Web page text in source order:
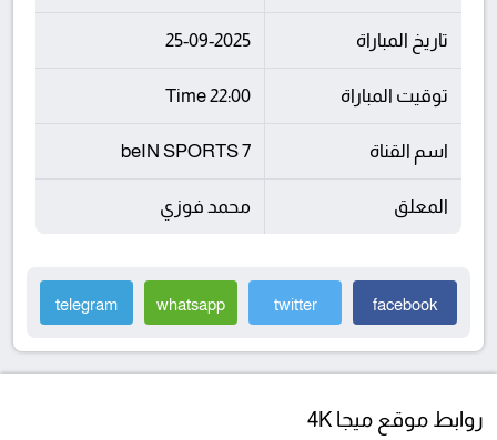
تاريخ المباراة 25-09-2025
توقيت المباراة 22:00 Time
اسم القناة beIN SPORTS 7
المعلق محمد فوزي
facebook
twitter
whatsapp
telegram
روابط موقع ميجا 4K